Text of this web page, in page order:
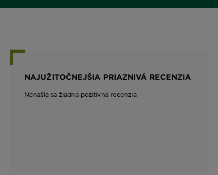
NAJUŽITOČNEJŠIA PRIAZNIVÁ RECENZIA
Nenašla sa žiadna pozitívna recenzia